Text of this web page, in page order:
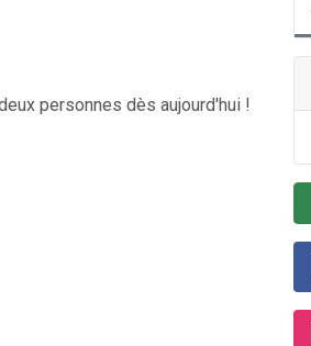
personnes dès aujourd'hui !